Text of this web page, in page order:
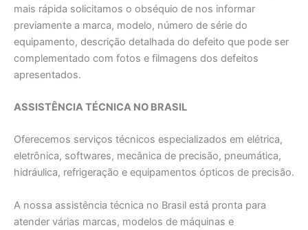
mais rápida solicitamos o obséquio de nos informar
previamente a marca, modelo, número de série do
equipamento, descrição detalhada do defeito que pode ser
complementado com fotos e filmagens dos defeitos
apresentados.
ASSISTÊNCIA TÉCNICA NO BRASIL
Oferecemos serviços técnicos especializados em elétrica,
eletrônica, softwares, mecânica de precisão, pneumática,
hidráulica, refrigeração e equipamentos ópticos de precisão.
A nossa assistência técnica no Brasil está pronta para
atender várias marcas, modelos de máquinas e